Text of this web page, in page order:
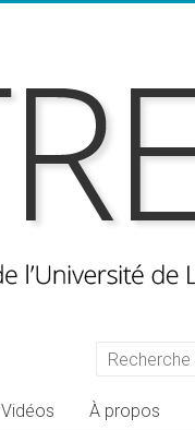
Vidéos À propos